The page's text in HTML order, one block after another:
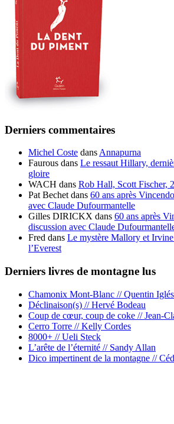
Derniers commentaires
Michel Coste dansAnnapurna
Faurous dans Le ressaut Hillary,
gloire
WACH dans Rob Hall, Scott Fischer,
Pat Bechetdans 60 ans après
avec Claude Dufourmantelle
Gilles DIRICKX dans 60 ans après
discussion avec Claude
Fred dans Le mystère Mallory et Irvine
l’Everest
Derniers livres de montagne lus
Chamonix Mont-Blanc // Quentin
Déclinaison(s) // Hervé Bodeau
Coup de cœur, coup de coke // Jean-
Cerro Torre // Kelly Cordes
8000+ // Ueli Steck
L’arête de l’éternité // Sandy Allan
Dico impertinent de la montagne //